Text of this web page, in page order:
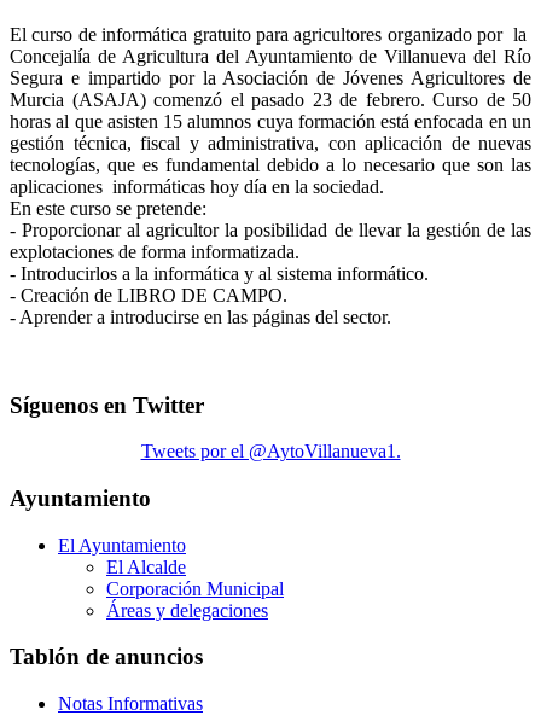
El curso de informática gratuito para agricultores organizado por la
Concejalía de Agricultura del Ayuntamiento de Villanueva del Río
Segura e impartido por la Asociación de Jóvenes Agricultores de
Murcia (ASAJA) comenzó el pasado 23 de febrero. Curso de 50
horas al que asisten 15 alumnos cuya formación está enfocada en un
gestión técnica, fiscal y administrativa, con aplicación de nuevas
tecnologías, que es fundamental debido a lo necesario que son las
aplicaciones informáticas hoy día en la sociedad.
En este curso se pretende:
- Proporcionar al agricultor la posibilidad de llevar la gestión de las
explotaciones de forma informatizada.
- Introducirlos a la informática y al sistema informático.
- Creación de LIBRO DE CAMPO.
- Aprender a introducirse en las páginas del sector.
Síguenos en Twitter
Tweets por el @AytoVillanueva1.
Ayuntamiento
El Ayuntamiento
El Alcalde
Corporación Municipal
Áreas y delegaciones
Tablón de anuncios
Notas Informativas